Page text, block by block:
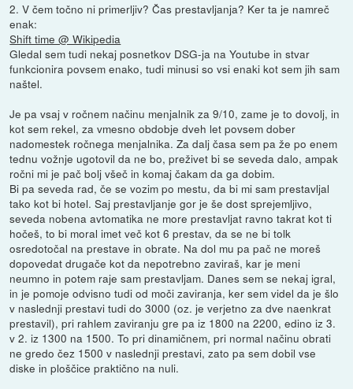
2. V čem točno ni primerljiv? Čas prestavljanja? Ker ta je namreč
enak:
Shift time @ Wikipedia
Gledal sem tudi nekaj posnetkov DSG-ja na Youtube in stvar
funkcionira povsem enako, tudi minusi so vsi enaki kot sem jih sam
naštel.
Je pa vsaj v ročnem načinu menjalnik za 9/10, zame je to dovolj, in
kot sem rekel, za vmesno obdobje dveh let povsem dober
nadomestek ročnega menjalnika. Za dalj časa sem pa že po enem
tednu vožnje ugotovil da ne bo, preživet bi se seveda dalo, ampak
ročni mi je pač bolj všeč in komaj čakam da ga dobim.
Bi pa seveda rad, če se vozim po mestu, da bi mi sam prestavljal
tako kot bi hotel. Saj prestavljanje gor je še dost sprejemljivo,
seveda nobena avtomatika ne more prestavljat ravno takrat kot ti
hočeš, to bi moral imet več kot 6 prestav, da se ne bi tolk
osredotočal na prestave in obrate. Na dol mu pa pač ne moreš
dopovedat drugače kot da nepotrebno zaviraš, kar je meni
neumno in potem raje sam prestavljam. Danes sem se nekaj igral,
in je pomoje odvisno tudi od moči zaviranja, ker sem videl da je šlo
v naslednji prestavi tudi do 3000 (oz. je verjetno za dve naenkrat
prestavil), pri rahlem zaviranju gre pa iz 1800 na 2200, edino iz 3.
v 2. iz 1300 na 1500. To pri dinamičnem, pri normal načinu obrati
ne gredo čez 1500 v naslednji prestavi, zato pa sem dobil vse
diske in ploščice praktično na nuli.